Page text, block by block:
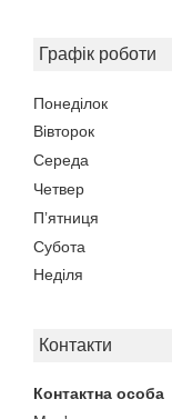
Графік роботи
Понеділок
Вівторок
Середа
Четвер
Пʼятниця
Субота
Неділя
Контакти